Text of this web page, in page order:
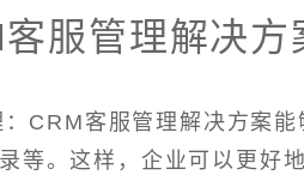
服管理解决方
CRM客服管理解决方案
等。这样，企业可以更好